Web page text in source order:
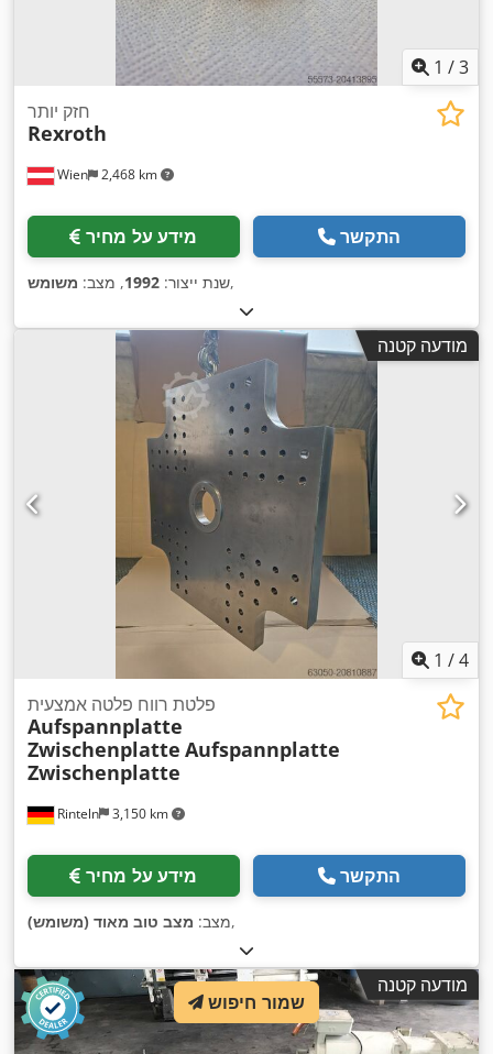
1 /3
Wien 2,468 km
חזק יותר
Rexroth
מידע על מחיר התקשר
שנת ייצור: 1992, מצב: משומש ,
מודעה קטנה
1 /4
Rinteln 3,150 km
פלטת רווח פלטה אמצעית
Aufspannplatte
Zwischenplatte Aufspannplatte
Zwischenplatte
מידע על מחיר התקשר
מצב: מצב טוב מאוד (משומש) ,
מודעה קטנה
שמור חיפוש